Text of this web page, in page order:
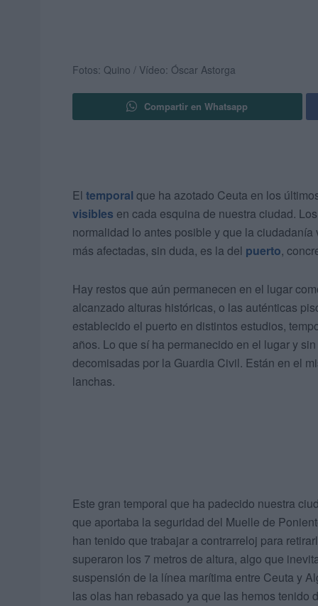
Fotos: Quino / Vídeo: Óscar Astorga
Compartir en Whatsapp
El temporal que ha azotado Ceuta en los
visibles en cada esquina de nuestra ciudad.
normalidad lo antes posible y que la
más afectadas, sin duda, es la del puerto,
Hay restos que aún permanecen en el lugar
alcanzado alturas históricas, o las auténticas
establecido el puerto en distintos estudios,
años. Lo que sí ha permanecido en el lugar y
decomisadas por la Guardia Civil. Están en el
lanchas.
Este gran temporal que ha padecido nuestra
que aportaba la seguridad del Muelle de
han tenido que trabajar a contrarreloj para
superaron los 7 metros de altura, algo que
suspensión de la línea marítima entre Ceuta y
las olas han rebasado ya que las hemos tenido